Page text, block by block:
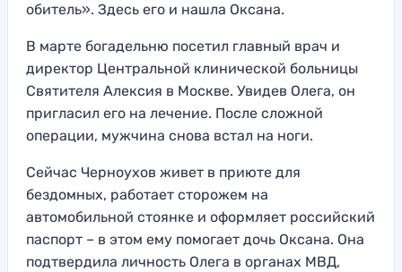
обитель». Здесь его и нашла Оксана.
В марте богадельню посетил главный врач и
директор Центральной клинической больницы
Святителя Алексия в Москве. Увидев Олега, он
пригласил его на лечение. После сложной
операции, мужчина снова встал на ноги.
Сейчас Черноухов живет в приюте для
бездомных, работает сторожем на
автомобильной стоянке и оформляет российский
паспорт – в этом ему помогает дочь Оксана. Она
подтвердила личность Олега в органах МВД,